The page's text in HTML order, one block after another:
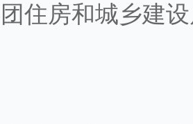
住房和城乡建